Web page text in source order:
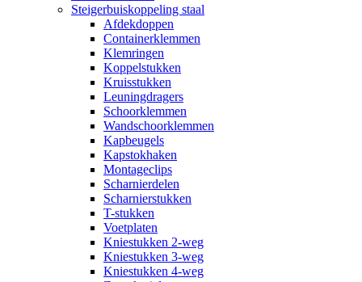
Steigerbuiskoppeling staal
Afdekdoppen
Containerklemmen
Klemringen
Koppelstukken
Kruisstukken
Leuningdragers
Schoorklemmen
Wandschoorklemmen
Kapbeugels
Kapstokhaken
Montageclips
Scharnierdelen
Scharnierstukken
T-stukken
Voetplaten
Kniestukken 2-weg
Kniestukken 3-weg
Kniestukken 4-weg